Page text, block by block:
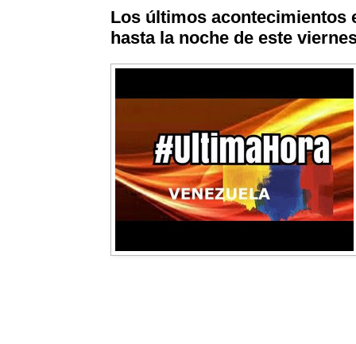
Los últimos acontecimientos
hasta la noche de este